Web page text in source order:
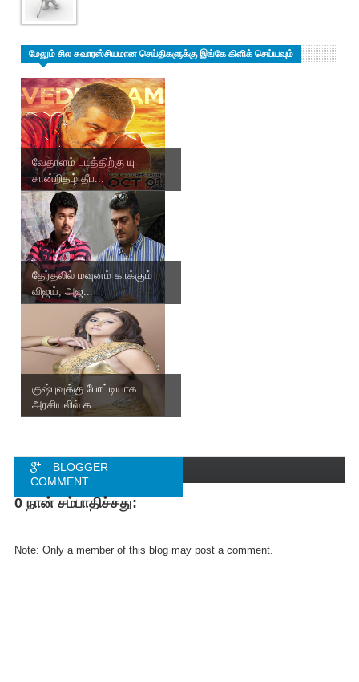
மேலும் சில சுவாரஸ்சியமான செய்திகளுக்கு இங்கே கிளிக் செய்யவும்
வேதாளம் படத்திற்கு யு
சான்றிதழ் தீப...
தேர்தலில் மவுனம் காக்கும்
விஜய், அஜ...
குஷ்புவுக்கு போட்டியாக
அரசியலில் க...
BLOGGER
COMMENT
FACEBOOK
0 நான் சம்பாதிச்சது:
Note: Only a member of this blog may post a comment.